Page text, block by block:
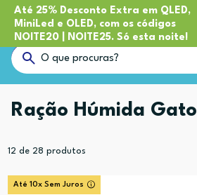
Até 25% Desconto Extra em QLED,
MiniLed e OLED, com os códigos
NOITE20 | NOITE25. Só esta noite!
Ração Húmida Gato
12 de 28 produtos
Até 10x Sem Juros